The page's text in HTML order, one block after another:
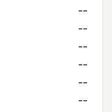
--
--
--
--
--
--